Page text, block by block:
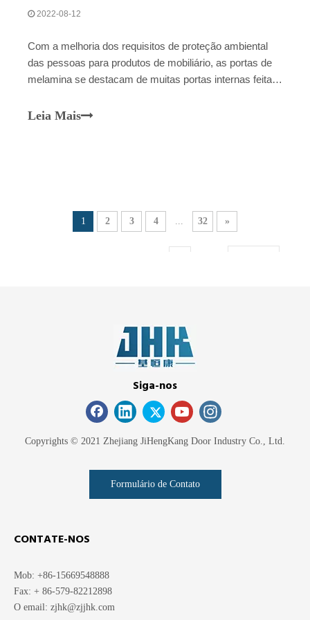
2022-08-12
Com a melhoria dos requisitos de proteção ambiental
das pessoas para produtos de mobiliário, as portas de
melamina se destacam de muitas portas internas feitas
portas de melamina são à prova d'água e à prova de
Leia Mais
1 2 3 4 32 »
Siga-nos
Copyrights © 2021 Zhejiang JiHengKang Door Industry Co., Ltd.
Formulário de Contato
CONTATE-NOS
Mob: +86-15669548888
Fax: + 86-579-82212898
O email: zjhk@zjjhk.com